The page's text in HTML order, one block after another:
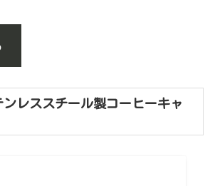
レススチール製コーヒーキャ